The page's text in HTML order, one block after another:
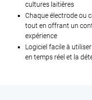
cultures laitières
Chaque électrode ou
tout en offrant un
expérience
Logiciel facile à
en temps réel et la